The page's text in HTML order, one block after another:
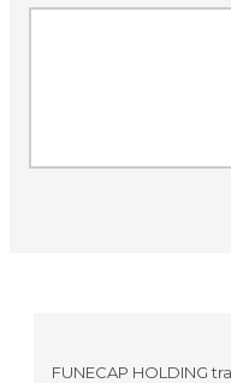
FUNECAP HOLDING